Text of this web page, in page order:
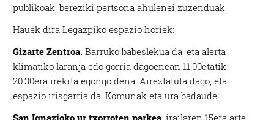
publikoak, bereziki pertsona ahulenei zuzenduak.
Hauek dira Legazpiko espazio horiek:
Gizarte Zentroa. Barruko babeslekua da, eta alerta
klimatiko laranja edo gorria dagoenean 11:00etatik
20:30era irekita egongo dena. Aireztatuta dago, eta
espazio irisgarria da. Komunak eta ura badaude.